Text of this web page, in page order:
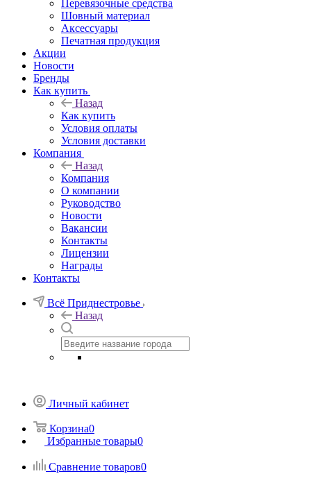
Перевязочные средства
Шовный материал
Аксессуары
Печатная продукция
Акции
Новости
Бренды
Как купить
Назад
Как купить
Условия оплаты
Условия доставки
Компания
Назад
Компания
О компании
Руководство
Новости
Вакансии
Контакты
Лицензии
Награды
Контакты
Всё Приднестровье
Назад
Личный кабинет
Корзина0
Избранные товары0
Сравнение товаров0